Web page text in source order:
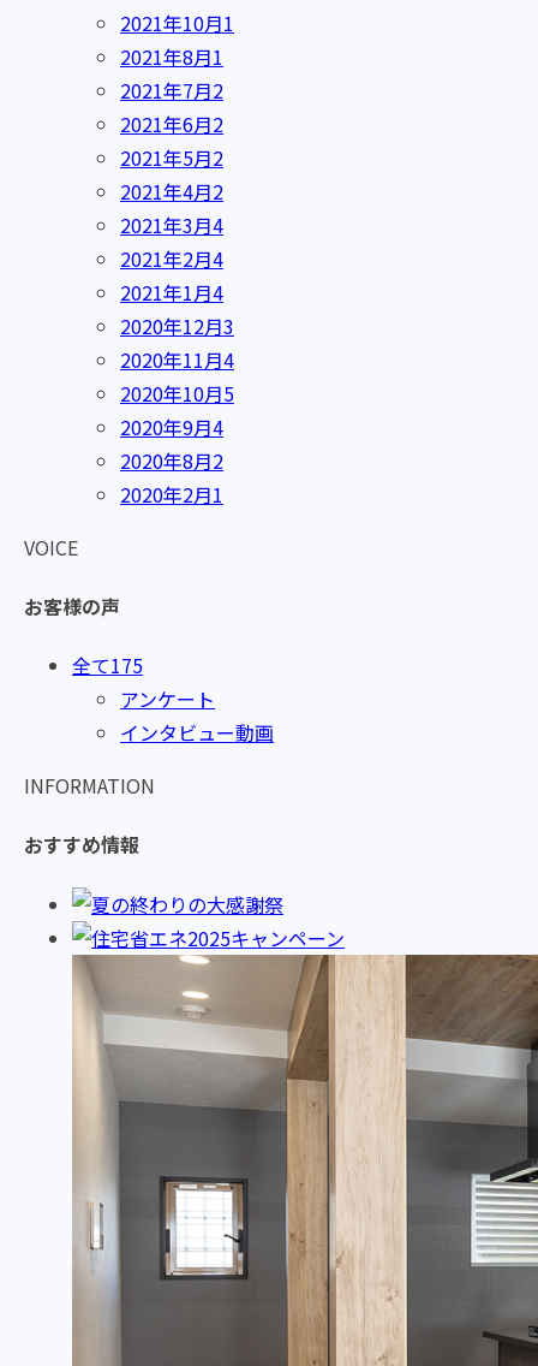
2021年10月1
2021年8月1
2021年7月2
2021年6月2
2021年5月2
2021年4月2
2021年3月4
2021年2月4
2021年1月4
2020年12月3
2020年11月4
2020年10月5
2020年9月4
2020年8月2
2020年2月1
VOICE
お客様の声
全て175
アンケート
インタビュー動画
INFORMATION
おすすめ情報